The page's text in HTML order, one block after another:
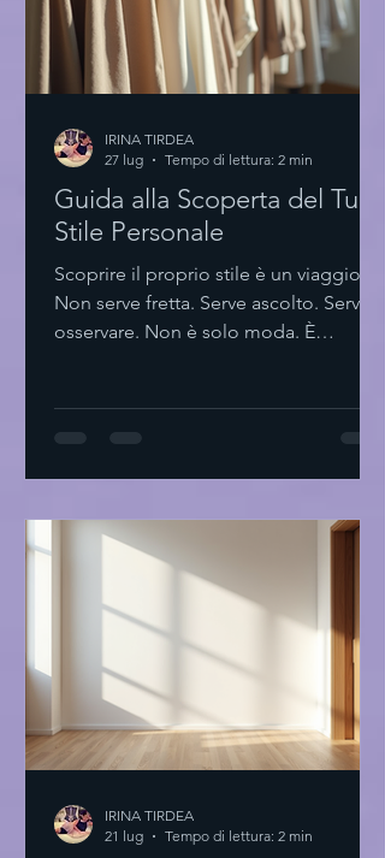
Guida alla Scoperta del Tuo
Stile Personale
Scoprire il proprio stile è un viaggio.
Non serve fretta. Serve ascolto. Serve
osservare. Non è solo moda. È
Parlo di sensazioni. Prendi un
tessuti, forme. Cosa ti fa sentire a casa.
Prova a guardare il tuo armadio. Cosa
indossi più spesso? Perché? Non serve
comprare tutto nu
IRINA TIRDEA
27 lug
Tempo di lettura: 2 min
IRINA TIRDEA
21 lug
Tempo di lettura: 2 min